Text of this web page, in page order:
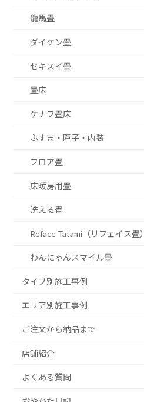
龍馬畳
ダイケン畳
セキスイ畳
畳床
ケナフ畳床
ふすま・障子・内装
フロア畳
床暖房用畳
洗える畳
Reface Tatami（リフェイス畳）
わんにゃんスマイル畳
タイプ別施工事例
エリア別施工事例
ご注文から納品まで
店舗紹介
よくある質問